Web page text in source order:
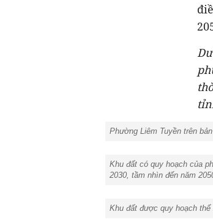
Phường Liêm Tuyền trên
Khu đất có quy hoạch của
2030, tầm nhìn đến năm
Khu đất được quy hoạch thể